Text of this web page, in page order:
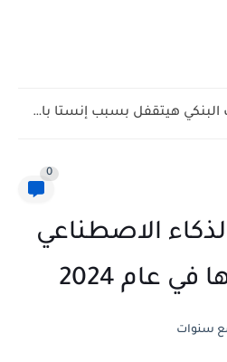
حسابك البنكي هيتقفل بسبب إنستا باي! (رسالة تحذيرية حقيقية مش...
0
الاصطناعي
في عام 2024
سنوات